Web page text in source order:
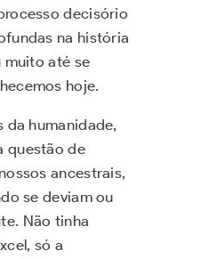
decisório
na história
muito até se
hoje.
da humanidade,
questão de
ancestrais,
se deviam ou
Não tinha
só a